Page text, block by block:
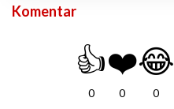
Komentar
👍
0
❤️
0
😂
0